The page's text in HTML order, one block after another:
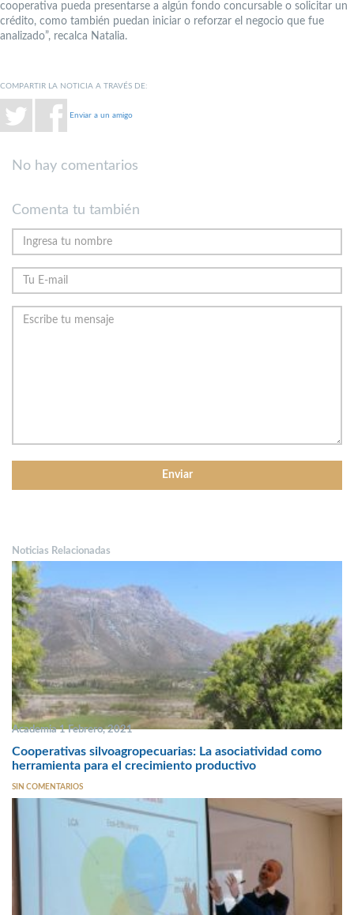
cooperativa pueda presentarse a algún fondo concursable o solicitar un
crédito, como también puedan iniciar o reforzar el negocio que fue
analizado”, recalca Natalia.
COMPARTIR LA NOTICIA A TRAVÉS DE:
Enviar a un amigo
No hay comentarios
Comenta tu también
Noticias Relacionadas
Academia 1 Febrero, 2021
Cooperativas silvoagropecuarias: La asociatividad como
herramienta para el crecimiento productivo
SIN COMENTARIOS